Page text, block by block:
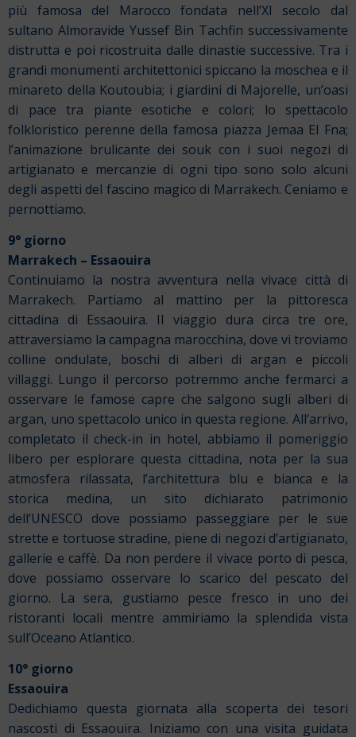
più famosa del Marocco fondata nell’XI secolo dal
sultano Almoravide Yussef Bin Tachfin successivamente
distrutta e poi ricostruita dalle dinastie successive. Tra i
grandi monumenti architettonici spiccano la moschea e il
minareto della Koutoubia; i giardini di Majorelle, un’oasi
di pace tra piante esotiche e colori; lo spettacolo
folkloristico perenne della famosa piazza Jemaa El Fna;
l’animazione brulicante dei souk con i suoi negozi di
artigianato e mercanzie di ogni tipo sono solo alcuni
degli aspetti del fascino magico di Marrakech. Ceniamo e
pernottiamo.
9° giorno
Marrakech – Essaouira
Continuiamo la nostra avventura nella vivace città di
Marrakech. Partiamo al mattino per la pittoresca
cittadina di Essaouira. Il viaggio dura circa tre ore,
attraversiamo la campagna marocchina, dove vi troviamo
colline ondulate, boschi di alberi di argan e piccoli
villaggi. Lungo il percorso potremmo anche fermarci a
osservare le famose capre che salgono sugli alberi di
argan, uno spettacolo unico in questa regione. All’arrivo,
completato il check-in in hotel, abbiamo il pomeriggio
libero per esplorare questa cittadina, nota per la sua
atmosfera rilassata, l’architettura blu e bianca e la
storica medina, un sito dichiarato patrimonio
dell’UNESCO dove possiamo passeggiare per le sue
strette e tortuose stradine, piene di negozi d’artigianato,
gallerie e caffè. Da non perdere il vivace porto di pesca,
dove possiamo osservare lo scarico del pescato del
giorno. La sera, gustiamo pesce fresco in uno dei
ristoranti locali mentre ammiriamo la splendida vista
sull’Oceano Atlantico.
10° giorno
Essaouira
Dedichiamo questa giornata alla scoperta dei tesori
nascosti di Essaouira. Iniziamo con una visita guidata